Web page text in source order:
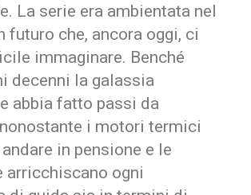
La serie era ambientata nel
futuro che, ancora oggi, ci
immaginare. Benché
decenni la galassia
abbia fatto passi da
i motori termici
in pensione e le
arricchiscano ogni